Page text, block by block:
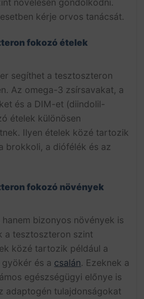
növelésén gondolkodni.
kérje orvos tanácsát.
fokozó ételek
segíthet a tesztoszteron
Az omega-3 zsírsavakat, a
és a DIM-et (diindolil-
ételek különösen
Ilyen ételek közé tartozik
brokkoli, a diófélék és az
fokozó növények
bizonyos növények is
a tesztoszteron szint
közé tartozik például a
és a csalán. Ezeknek a
egészségügyi előnye is
adaptogén tulajdonságokat